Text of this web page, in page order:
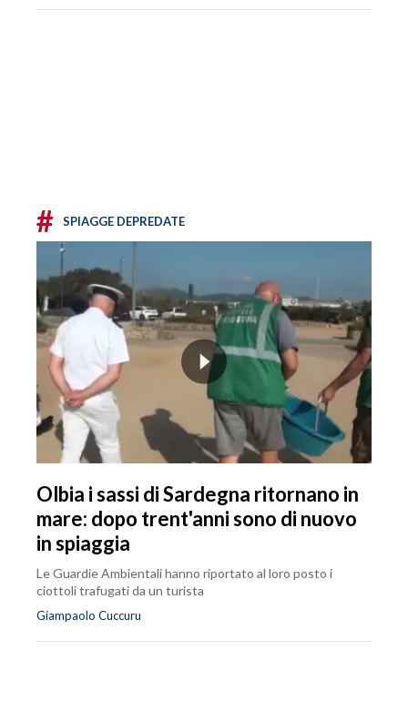
# SPIAGGE DEPREDATE
Olbia i sassi di Sardegna ritornano in
mare: dopo trent'anni sono di nuovo
in spiaggia
Le Guardie Ambientali hanno riportato al loro posto i
ciottoli trafugati da un turista
Giampaolo Cuccuru